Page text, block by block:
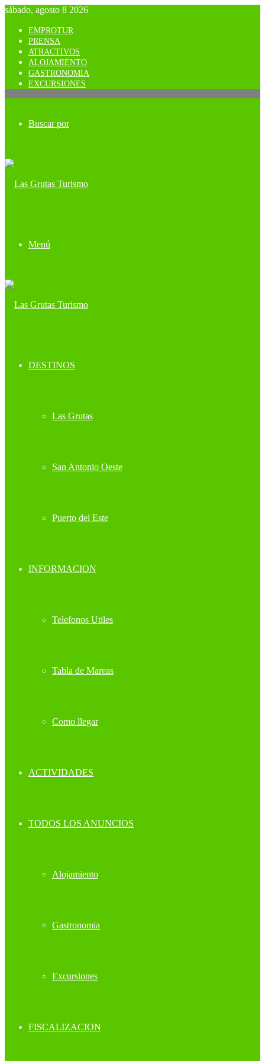
sábado, agosto 8 2026
EMPROTUR
PRENSA
ATRACTIVOS
ALOJAMIENTO
GASTRONOMIA
EXCURSIONES
Buscar por
Menú
DESTINOS
Las Grutas
San Antonio Oeste
Puerto del Este
INFORMACION
Telefonos Utiles
Tabla de Mareas
Como llegar
ACTIVIDADES
TODOS LOS ANUNCIOS
Alojamiento
Gastronomia
Excursiones
FISCALIZACION